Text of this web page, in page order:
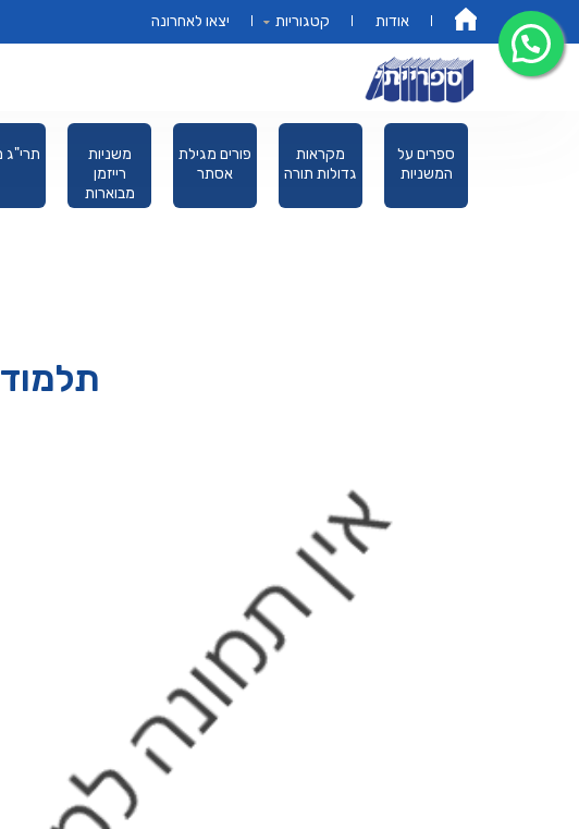
אודות קטגוריות יצאו לאחרונה
תרי"ג
משניות
רייזמן
מבוארות
מהדורת כיס
פורים מגילת
אסתר
מקראות
גדולות תורה
ספרים על
המשניות